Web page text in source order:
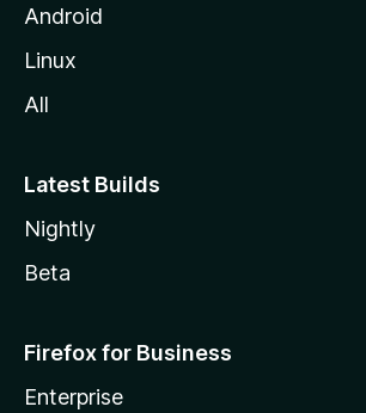
Android
Linux
All
Latest Builds
Nightly
Beta
Firefox for Business
Enterprise